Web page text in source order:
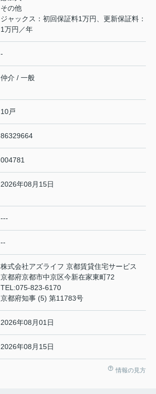
その他
ジャックス：初回保証料1万円、更新保証料：
1万円／年
-
仲介 / 一般
10戸
86329664
004781
2026年08月15日
---
--
株式会社アズライフ 京都賃貸住宅サービス
京都府京都市中京区今新在家東町72
TEL:075-823-6170
京都府知事 (5) 第11783号
2026年08月01日
2026年08月15日
情報の見方